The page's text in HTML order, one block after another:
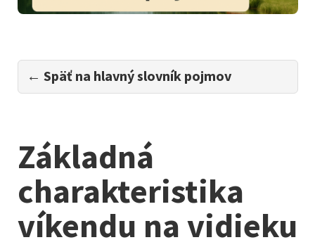
← Späť na hlavný slovník pojmov
Základná
charakteristika
víkendu na vidieku